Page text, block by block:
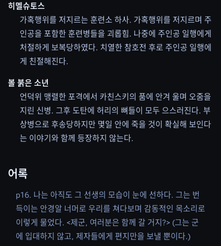
히멜슈토스
가혹행위를 저지르는 훈련소 하사. 가혹행위를 저지르며 주
인공을 포함한 훈련병들을 괴롭힘. 나중에 주인공 일행에게
처절하게 보복당하였다. 치열한 참호전 후로 주인공 일행에
게 친절해진다.
볼 붉은 소년
언덕위 맹렬한 포격에서 카친스키의 품에 안겨 울며 오줌을
지린 신병. 그후 도탄에 허리의 뼈들이 모두 으스러진다. 부
상병으로 후송당하지만 몇일 안에 죽을 것이 확실해 보인다
는 이야기와 함께 등장하지 않는다.
어록
p16. 나는 아직도 그 선생의 모습이 눈에 선하다. 그는 번
득이는 안경알 너머로 우리를 쳐다보며 감동적인 목소리로
이렇게 물었다. <제군, 여러분은 함께 갈 거지?> (그는 군
에 입대하지 않고, 제자들에게 편지만을 보낼 뿐이다.)